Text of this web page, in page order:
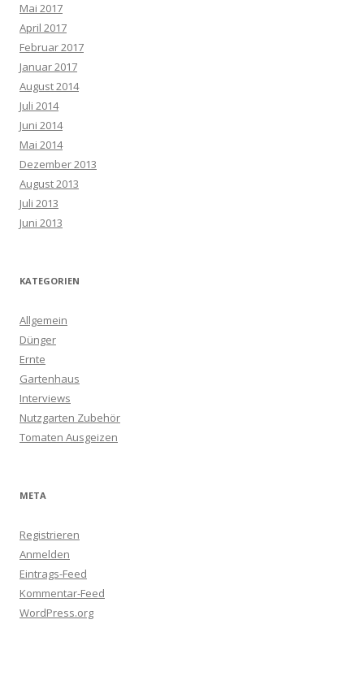
Mai 2017
April 2017
Februar 2017
Januar 2017
August 2014
Juli 2014
Juni 2014
Mai 2014
Dezember 2013
August 2013
Juli 2013
Juni 2013
KATEGORIEN
Allgemein
Dünger
Ernte
Gartenhaus
Interviews
Nutzgarten Zubehör
Tomaten Ausgeizen
META
Registrieren
Anmelden
Eintrags-Feed
Kommentar-Feed
WordPress.org